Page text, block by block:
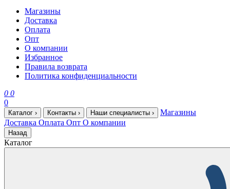
Магазины
Доставка
Оплата
Опт
О компании
Избранное
Правила возврата
Политика конфиденциальности
0 0
0
Каталог › Контакты › Наши специалисты ›
Магазины
Доставка Оплата Опт О компании
Назад
Каталог